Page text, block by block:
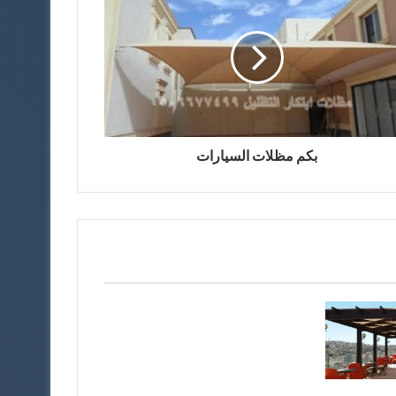
بكم مظلات السيارات